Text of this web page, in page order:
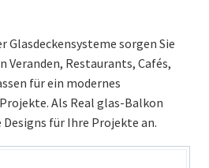
Glasdeckensysteme sorgen Sie
Veranden, Restaurants, Cafés,
für ein modernes
Als Real glas-Balkon
für Ihre Projekte an.